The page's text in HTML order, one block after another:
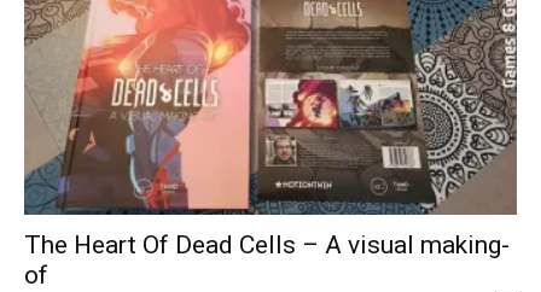
The Heart Of Dead Cells – A visual making-
of